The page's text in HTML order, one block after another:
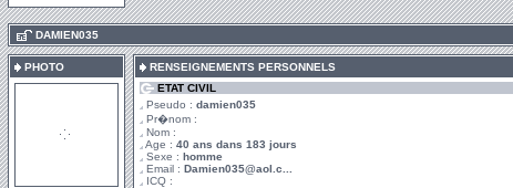
DAMIEN035
PHOTO
RENSEIGNEMENTS PERSONNELS
ETAT CIVIL
Pseudo : damien035
Pr�nom :
Nom :
Age : 40 ans dans 183 jours
Sexe : homme
Email : Damien035@aol.c...
ICQ :